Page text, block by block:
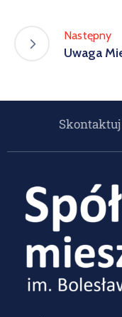
Następny
Uwaga